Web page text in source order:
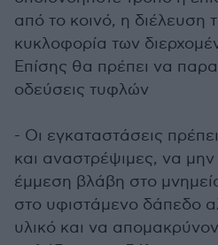
από το κοινό, η διέλευση
κυκλοφορία των
Επίσης θα πρέπει να
οδεύσεις τυφλών
- Οι εγκαταστάσεις
και αναστρέψιμες, να
έμμεση βλάβη στο
στο υφιστάμενο δάπεδο
υλικό και να